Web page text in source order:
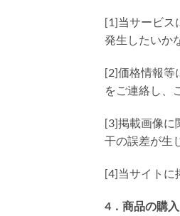
[1]当サービス
発生したいか
[2]価格情報等
をご連絡し、
[3]掲載画像に
干の誤差が生
[4]当サイトに
4．商品の購入